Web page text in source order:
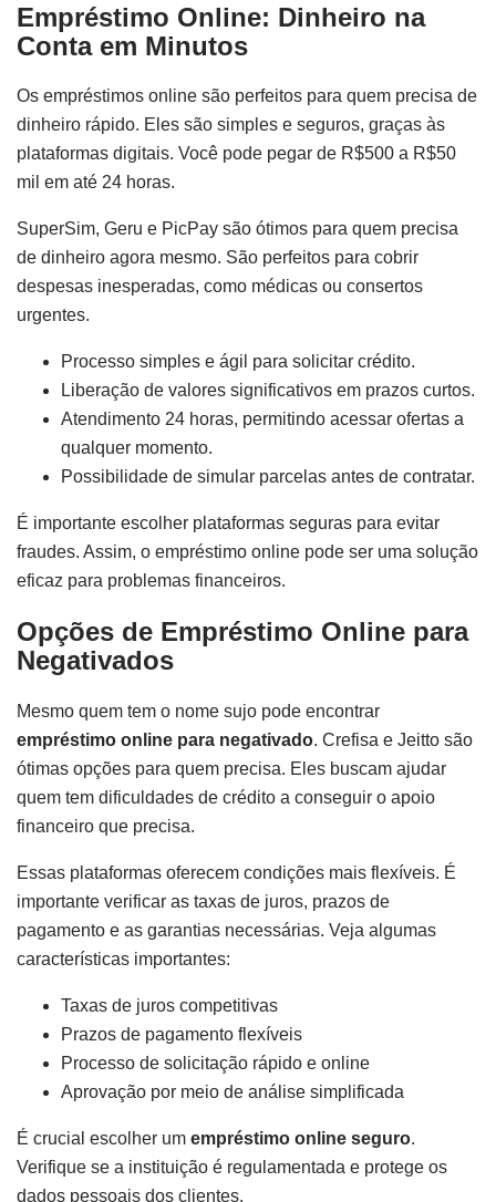
Empréstimo Online: Dinheiro na
Conta em Minutos
Os empréstimos online são perfeitos para quem precisa de
dinheiro rápido. Eles são simples e seguros, graças às
plataformas digitais. Você pode pegar de R$500 a R$50
mil em até 24 horas.
SuperSim, Geru e PicPay são ótimos para quem precisa
de dinheiro agora mesmo. São perfeitos para cobrir
despesas inesperadas, como médicas ou consertos
urgentes.
Processo simples e ágil para solicitar crédito.
Liberação de valores significativos em prazos curtos.
Atendimento 24 horas, permitindo acessar ofertas a
qualquer momento.
Possibilidade de simular parcelas antes de contratar.
É importante escolher plataformas seguras para evitar
fraudes. Assim, o empréstimo online pode ser uma solução
eficaz para problemas financeiros.
Opções de Empréstimo Online para
Negativados
Mesmo quem tem o nome sujo pode encontrar
empréstimo online para negativado. Crefisa e Jeitto são
ótimas opções para quem precisa. Eles buscam ajudar
quem tem dificuldades de crédito a conseguir o apoio
financeiro que precisa.
Essas plataformas oferecem condições mais flexíveis. É
importante verificar as taxas de juros, prazos de
pagamento e as garantias necessárias. Veja algumas
características importantes:
Taxas de juros competitivas
Prazos de pagamento flexíveis
Processo de solicitação rápido e online
Aprovação por meio de análise simplificada
É crucial escolher um empréstimo online seguro.
Verifique se a instituição é regulamentada e protege os
dados pessoais dos clientes.